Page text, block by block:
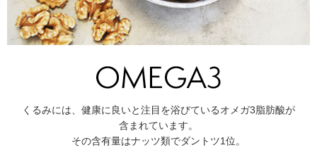
くるみには、健康に良いと注目を浴びているオメガ3脂肪酸が
含まれています。
その含有量はナッツ類でダントツ1位。